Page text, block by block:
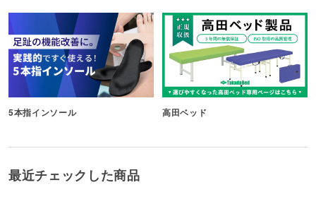
5本指インソール 高田ベッド
最近チェックした商品